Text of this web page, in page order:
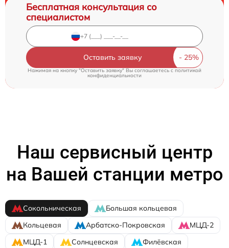
Бесплатная консультация со
специалистом
Оставить заявку
Нажимая на кнопку "Оставить заявку" Вы соглашаетесь cполитикой
конфиденциальности
Наш сервисный центр
на Вашей станции метро
Сокольническая
Большая кольцевая
Кольцевая
Арбатско-Покровская
МЦД-2
МЦД-1
Солнцевская
Филёвская